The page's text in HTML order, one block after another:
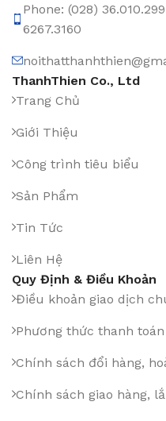
Phone: (028)
6267.3160
ThanhThien Co., Ltd
Trang Chủ
Giới Thiệu
Công trình tiêu biểu
Sản Phẩm
Tin Tức
Liên Hệ
Quy Định & Điều Khoản
Điều khoản giao dịch
Phương thức thanh toán
Chính sách đổi hàng,
Chính sách giao hàng,